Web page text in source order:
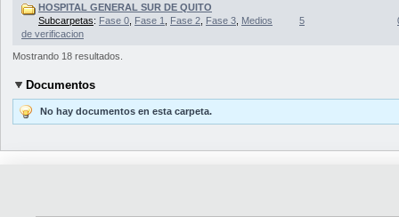
HOSPITAL GENERAL SUR DE QUITO
Subcarpetas: Fase 0 Fase 1 Fase 2 Fase 3 Medios
de verificacion
5
Mostrando 18 resultados.
Documentos
No hay documentos en esta carpeta.